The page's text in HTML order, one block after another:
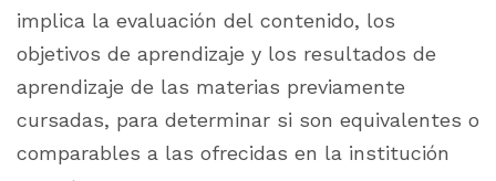
implica la evaluación del contenido, los
objetivos de aprendizaje y los resultados de
aprendizaje de las materias previamente
cursadas, para determinar si son equivalentes o
comparables a las ofrecidas en la institución